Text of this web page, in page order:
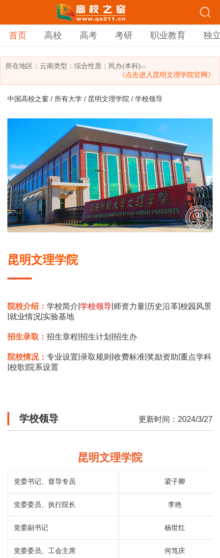
首页 高校 高考 考研 职业教育 独
所在地区： 云南类型： 综合性质：民办(本科)--
《点击进入昆明文理学院官网》
中国高校之窗 / 所有大学 / 昆明文理学院 / 学校领导
昆明文理学院
院校介绍： 学校简介 学校领导 师资力量 历史沿革 校园风景
就业情况 实验基地
招生录取： 招生章程 招生计划 招生办
院校情况： 专业设置 录取规则 收费标准 奖励资助 重点学科
校歌 院系设置
学校领导 更新时间：2024/3/27
昆明文理学院
党委书记、督导专员 梁子卿
党委委员、执行院长 李艳
党委副书记 杨世红
党委委员、工会主席 何笃庆